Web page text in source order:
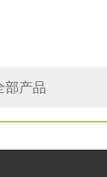
部产品